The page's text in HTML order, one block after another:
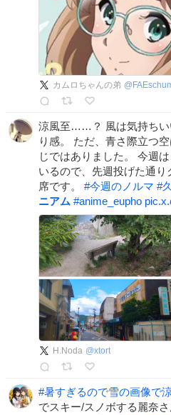
カムロちゃんの弟 @
涼風至……？ 風は気持ちい
り感。 ただ、青さ際立つ
じではありました。 今週
いるので、先週投げた通
席です。 #今週のノルマ #
ニアム #anime_eupho
H.Noda @xtort
#暑すぎるので雪の画像で
でスキー/スノボする麗